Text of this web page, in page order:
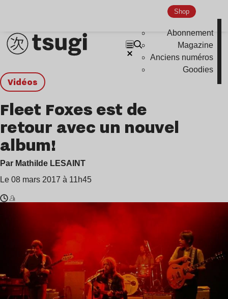
Shop
Abonnement
Magazine
Anciens numéros
Goodies
Vidéos
Fleet Foxes est de
retour avec un nouvel
album!
Par Mathilde LESAINT
Le 08 mars 2017 à 11h45
Pecknold
Adi
Goodrich